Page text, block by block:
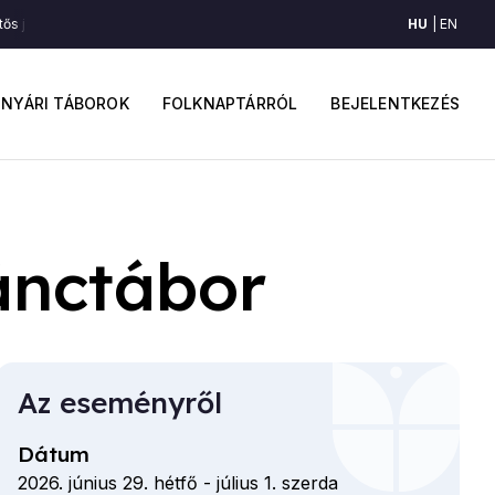
fiók
menüje
BEJELENTKEZÉS
NYÁRI TÁBOROK FOLKNAPTÁRRÓL
jártatója és sirülője (Gyimesbükk, Gyimes) Kettős jártatója és sirülője
HU EN
Az eseményről
Dátum
2026. június 29. hétfő - július 1. szerda